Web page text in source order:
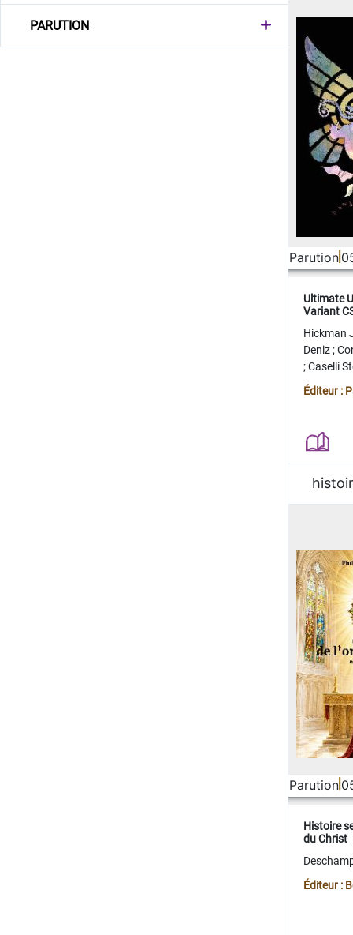
PARUTION
Parution
Ultimate
Variant
Hickman
Deniz;
;Caselli
Juan
Éditeur :
Parution
Histoire
du Christ
Éditeur :